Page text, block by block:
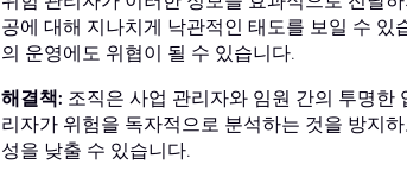
공에 대해 지나치게 낙관적인 태도를 보일 수 있
의 운영에도 위협이 될 수 있습니다.
해결책: 조직은 사업 관리자와 임원 간의 투명한
리자가 위험을 독자적으로 분석하는 것을 방지
성을 낮출 수 있습니다.